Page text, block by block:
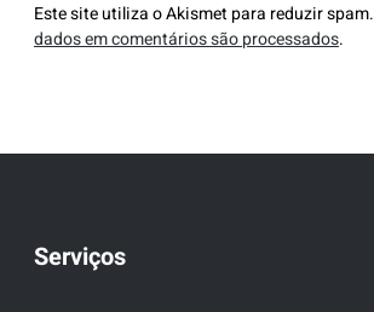
Este site utiliza o Akismet para reduzir spam.
dados em comentários são processados.
Serviços